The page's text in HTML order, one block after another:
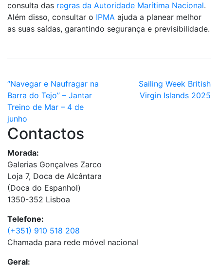
consulta das regras da Autoridade Marítima Nacional.
Além disso, consultar o IPMA ajuda a planear melhor
as suas saídas, garantindo segurança e previsibilidade.
“Navegar e Naufragar na
Barra do Tejo” – Jantar
Treino de Mar – 4 de
junho
Sailing Week British
Virgin Islands 2025
Contactos
Morada:
Galerias Gonçalves Zarco
Loja 7, Doca de Alcântara
(Doca do Espanhol)
1350-352 Lisboa
Telefone:
(+351) 910 518 208
Chamada para rede móvel nacional
Geral: